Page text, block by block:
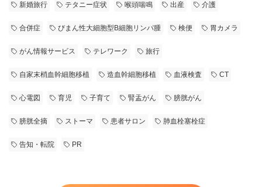
新婚旅行 テタニー症状 喉頭喘鳴 出産 介護
合併症 びまん性大細胞型B細胞リンパ腫 検便 胃カメラ
がん情報サービス テレワーク 旅行
自家末梢血幹細胞移植 造血幹細胞移植 血液検査 CT
心電図 育児 子育て 腎盂がん 膀胱がん
膀胱全摘 ストーマ 患者サロン 肺血栓塞栓症
告知・転院 PR